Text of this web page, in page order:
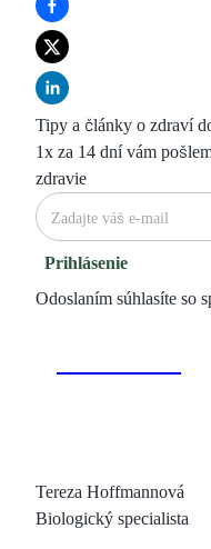
Tipy a články o zdraví
1x za 14 dní vám
zdravie
Prihlásenie
Odoslaním súhlasíte so
Tereza Hoffmannová
Biologický specialista